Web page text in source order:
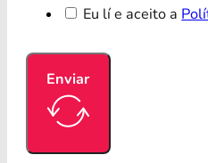
Eu lí e aceito a
Enviar